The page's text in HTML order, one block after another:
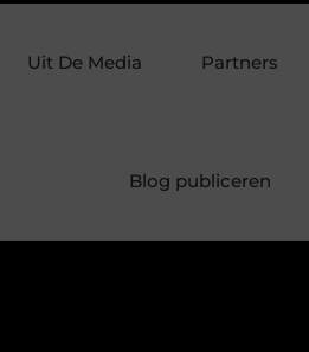
achter te laten Waarom
Uit De Media Partners
Blog publiceren